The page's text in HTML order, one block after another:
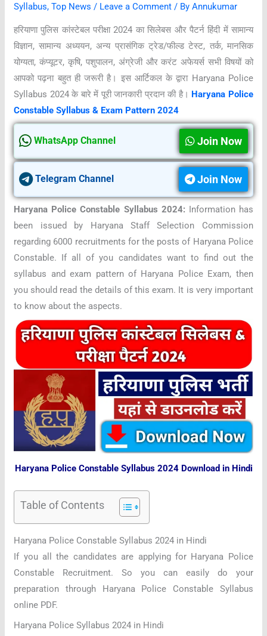
Syllabus,Top News / Leave a Comment / ByAnnukumar
हरियाणा पुलिस कांस्टेबल परीक्षा 2024 का सिलेबस और पैटर्न हिंदी में सामान्य
विज्ञान, सामान्य अध्ययन, अन्य प्रासंगिक ट्रेड/फील्ड टेस्ट, तर्क, मानसिक
योग्यता, कंप्यूटर, कृषि, पशुपालन, अंग्रेजी और करंट अफेयर्स सभी विषयों को
आपको पढ़ना बहुत ही जरूरी है। इस आर्टिकल के द्वारा Haryana Police
Syllabus 2024 के बारे में पूरी जानकारी प्रदान की है। Haryana Police
Constable Syllabus & Exam Pattern 2024
WhatsApp Channel Join Now
Telegram Channel Join Now
Haryana Police Constable Syllabus 2024: Information has
been issued by Haryana Staff Selection Commission
regarding 6000 recruitments for the posts of Haryana Police
Constable. If all of you candidates want to find out the
syllabus and exam pattern of Haryana Police Exam, then
you should read the details of this exam. It is very important
to know about the aspects.
Haryana Police Constable Syllabus 2024 Download in Hindi
Table of Contents
Haryana Police Constable Syllabus 2024 in Hindi
If you all the candidates are applying for Haryana Police
Constable Recruitment. So you can easily do your
preparation through Haryana Police Constable Syllabus
online PDF.
Haryana Police Syllabus 2024 in Hindi